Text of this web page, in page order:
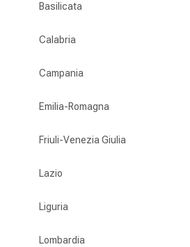
Basilicata
Calabria
Campania
Emilia-Romagna
Friuli-Venezia Giulia
Lazio
Liguria
Lombardia